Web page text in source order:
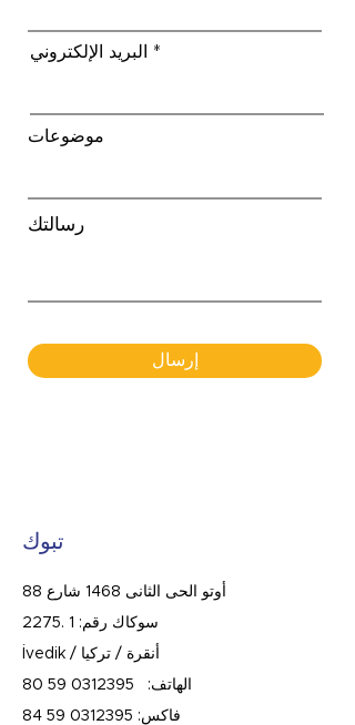
البريد الإلكتروني
موضوعات
رسالتك
إرسال
تبوك
88 أوتو الحى الثانى 1468 شارع
İvedik / أنقرة / تركيا
الهاتف: 0312395 59 80
فاكس: 0312395 59 84